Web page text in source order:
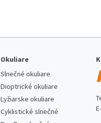
Okuliare
Slnečné okuliare
Dioptrické okuliare
Lyžiarske okuliare
Cyklistické slnečné